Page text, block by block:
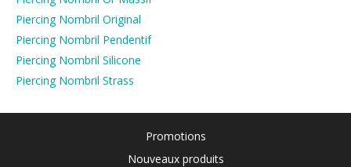
Piercing Nombril Original
Piercing Nombril Pendentif
Piercing Nombril Silicone
Piercing Nombril Strass
Promotions
Nouveaux produits